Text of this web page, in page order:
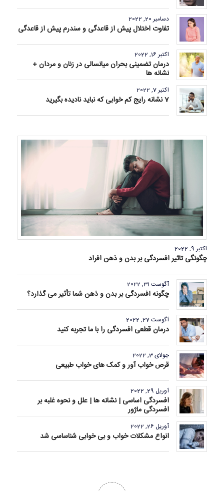
دسامبر 20, 2022
تفاوت اختلال پیش از قاعدگی و سندرم پیش از قاعدگی
اکتبر 16, 2022
درمان تضمینی بحران میانسالی در زنان و مردان +
نشانه ها
اکتبر 7, 2022
7 نشانه رایج کم خوابی که نباید نادیده بگیرید
اکتبر 9, 2022
چگونگی تاثیر افسردگی بر بدن و ذهن افراد
آگوست 31, 2022
چگونه افسردگی بر بدن و ذهن شما تأثیر می گذارد؟
آگوست 27, 2022
درمان قطعی افسردگی را با ما تجربه کنید
جولای 3, 2022
قرص خواب آور و کمک های خواب طبیعی
آوریل 29, 2022
افسردگی اساسی | نشانه ها | علل و نحوه غلبه بر
افسردگی ماژور
آوریل 26, 2022
انواع مشکلات خواب و بی خوابی شناساسی شد